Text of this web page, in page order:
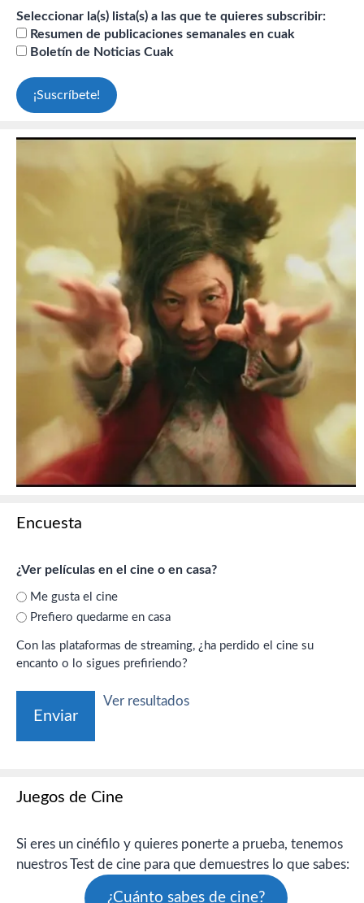
Seleccionar la(s) lista(s) a las que te quieres subscribir:
Resumen de publicaciones semanales en cuak
Boletín de Noticias Cuak
Encuesta
¿Ver películas en el cine o en casa?
Me gusta el cine
Prefiero quedarme en casa
Con las plataformas de streaming, ¿ha perdido el cine su
encanto o lo sigues prefiriendo?
Ver resultados
Juegos de Cine
Si eres un cinéfilo y quieres ponerte a prueba, tenemos
nuestros Test de cine para que demuestres lo que sabes:
¿Cuánto sabes de cine?